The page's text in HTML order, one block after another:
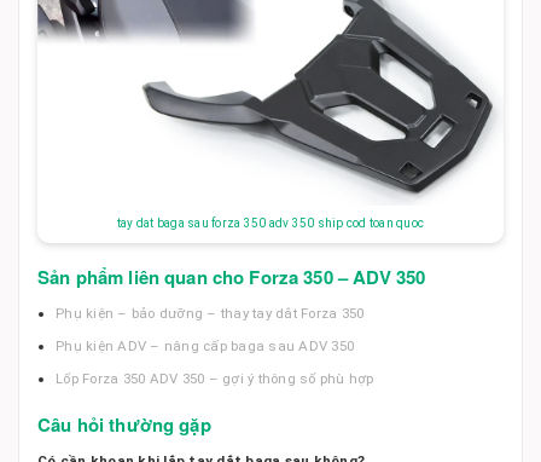
tay dat baga sau forza 350 adv 350 ship cod toan quoc
Sản phẩm liên quan cho Forza 350 – ADV 350
Phụ kiện – bảo dưỡng – thay tay dắt Forza 350
Phụ kiện ADV – nâng cấp baga sau ADV 350
Lốp Forza 350 ADV 350 – gợi ý thông số phù hợp
Câu hỏi thường gặp